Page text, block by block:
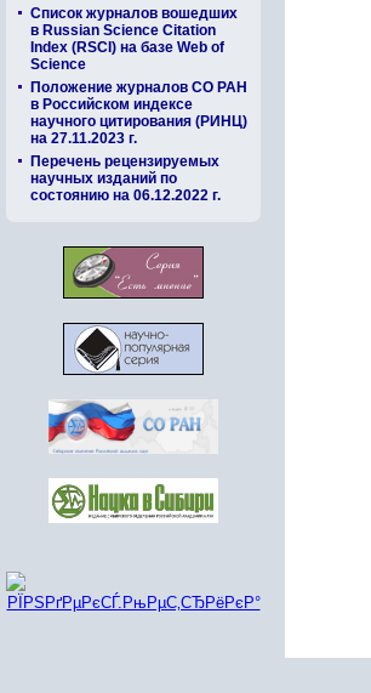
Список журналов вошедших
в Russian Science Citation
Index (RSCI) на базе Web of
Science
Положение журналов СО РАН
в Российском индексе
научного цитирования (РИНЦ)
на 27.11.2023 г.
Перечень рецензируемых
научных изданий по
состоянию на 06.12.2022 г.